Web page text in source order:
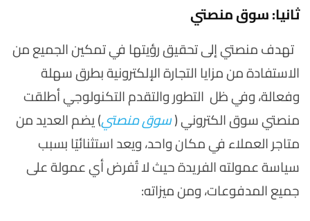
ثانيا: سوق منصتي
تهدف منصتي إلى تحقيق رؤيتها في تمكين الجميع من
الاستفادة من مزايا التجارة الإلكترونية بطرق سهلة
وفعالة، وفي ظل التطور والتقدم التكنولوجي أطلقت
منصتي سوق الكتروني (سوق منصتي) يضم العديد من
متاجر العملاء في مكان واحد، ويعد استثنائيًا بسبب
سياسة عمولته الفريدة حيث لا تُفرض أي عمولة على
جميع المدفوعات، ومن ميزاته: